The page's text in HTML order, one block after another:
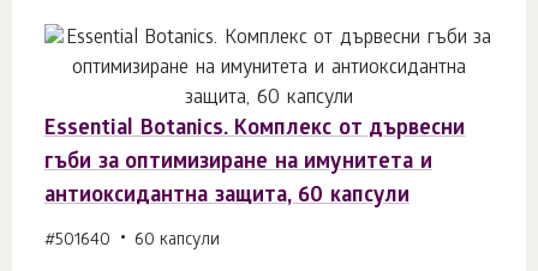
Essential Botanics. Комплекс от дървесни
гъби за оптимизиране на имунитета и
антиоксидантна защита, 60 капсули
#501640 60 капсули